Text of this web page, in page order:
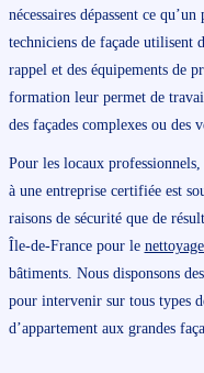
nécessaires dépassent ce
techniciens de façade utilisent
rappel et des équipements de
formation leur permet de
des façades complexes ou des
Pour les locaux
à une entreprise certifiée est
raisons de sécurité que de
Île-de-France pour le
bâtiments. Nous disponsons
pour intervenir sur tous types
d’appartement aux grandes